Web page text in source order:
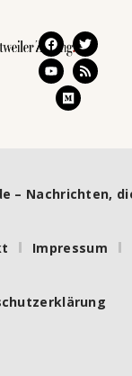
– Nachrichten,
Impressum